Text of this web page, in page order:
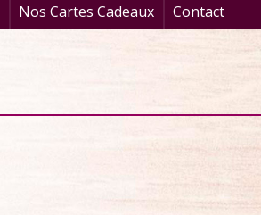
Nos Cartes Cadeaux Contact